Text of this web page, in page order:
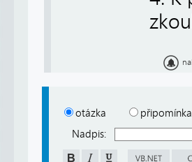
otázka
připomínka
Nadpis: